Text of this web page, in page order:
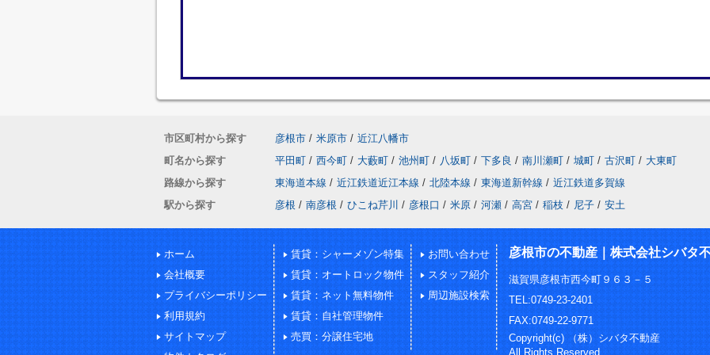
市区町村から探す 彦根市 / 米原市 / 近江八幡市
町名から探す
平田町 / 西今町 / 大藪町 / 池州町 / 八坂町 / 下多良 / 南川瀬町 / 城町 / 古沢町 / 大東町
路線から探す
東海道本線 / 近江鉄道近江本線 / 北陸本線 / 東海道新幹線 / 近江鉄道多賀線
駅から探す
彦根 / 南彦根 / ひこね芹川 / 彦根口 / 米原 / 河瀬 / 高宮 / 稲枝 / 尼子 / 安土
ホーム
会社概要
プライバシーポリシー
利用規約
サイトマップ
賃貸：シャーメゾン特集
賃貸：オートロック物件
賃貸：ネット無料物件
賃貸：自社管理物件
売買：分譲住宅地
お問い合わせ
スタッフ紹介
周辺施設検索
彦根市の不動産｜株式会社シバタ
滋賀県彦根市西今町９６３－５
TEL:0749-23-2401
FAX:0749-22-9771
Copyright(c) （株）シバタ不動産
All Rights Reserved.